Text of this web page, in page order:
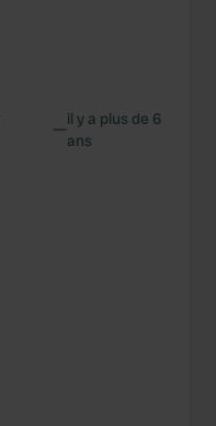
—il y a plus de 6
ans